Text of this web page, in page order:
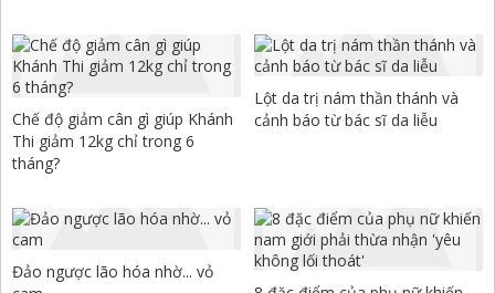
Chế độ giảm cân gì giúp Khánh
Thi giảm 12kg chỉ trong 6
tháng?
Lột da trị nám thần thánh và
cảnh báo từ bác sĩ da liễu
Đảo ngược lão hóa nhờ... vỏ